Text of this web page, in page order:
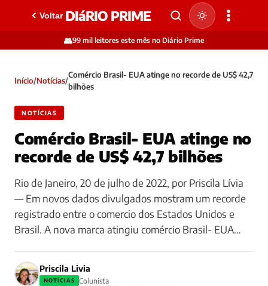
Voltar DIáRIO PRIME
👥99 mil leitores este mês no Diário Prime
Início/Notícias/
Comércio Brasil- EUA atinge no recorde de US$ 42,7
bilhões
NOTÍCIAS
Comércio Brasil- EUA atinge no
recorde de US$ 42,7 bilhões
Rio de Janeiro, 20 de julho de 2022, por Priscila Lívia
— Em novos dados divulgados mostram um recorde
registrado entre o comercio dos Estados Unidos e
Brasil. A nova marca atingiu comércio Brasil- EUA…
Priscila Livia
NOTÍCIAS
Colunista